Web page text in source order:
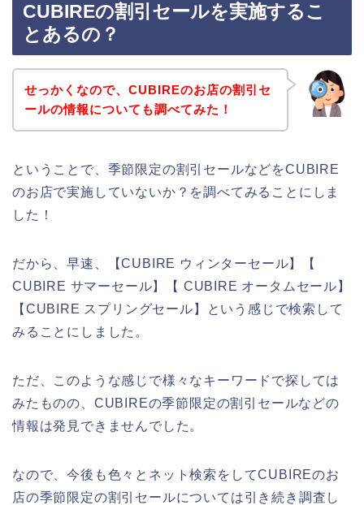
CUBIREの割引セールを実施するこ
とあるの？
せっかくなので、CUBIREのお店の割引セ
ールの情報についても調べてみた！
ということで、季節限定の割引セールなどをCUBIRE
のお店で実施していないか？を調べてみることにしま
した！
だから、早速、【CUBIRE ウィンターセール】【
CUBIRE サマーセール】【 CUBIRE オータムセール】
【CUBIRE スプリングセール】という感じで検索して
みることにしました。
ただ、このような感じで様々なキーワードで探しては
みたものの、CUBIREの季節限定の割引セールなどの
情報は発見できませんでした。
なので、今後も色々とネット検索をしてCUBIREのお
店の季節限定の割引セールについては引き続き調査し